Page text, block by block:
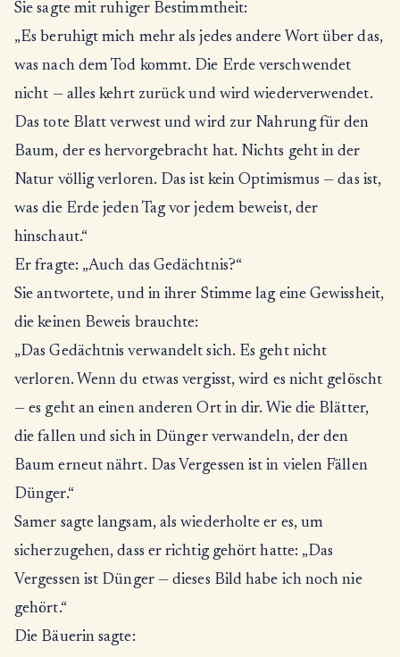
Sie sagte mit ruhiger Bestimmtheit:
„Es beruhigt mich mehr als jedes andere Wort über das,
was nach dem Tod kommt. Die Erde verschwendet
nicht — alles kehrt zurück und wird wiederverwendet.
Das tote Blatt verwest und wird zur Nahrung für den
Baum, der es hervorgebracht hat. Nichts geht in der
Natur völlig verloren. Das ist kein Optimismus — das ist,
was die Erde jeden Tag vor jedem beweist, der
hinschaut.“
Er fragte: „Auch das Gedächtnis?“
Sie antwortete, und in ihrer Stimme lag eine Gewissheit,
die keinen Beweis brauchte:
„Das Gedächtnis verwandelt sich. Es geht nicht
verloren. Wenn du etwas vergisst, wird es nicht gelöscht
— es geht an einen anderen Ort in dir. Wie die Blätter,
die fallen und sich in Dünger verwandeln, der den
Baum erneut nährt. Das Vergessen ist in vielen Fällen
Dünger.“
Samer sagte langsam, als wiederholte er es, um
sicherzugehen, dass er richtig gehört hatte: „Das
Vergessen ist Dünger — dieses Bild habe ich noch nie
gehört.“
Die Bäuerin sagte: